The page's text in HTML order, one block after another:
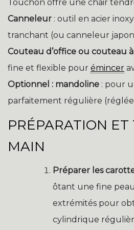
Touchon offre une chair
Canneleur : outil en acier
tranchant (ou canneleur
Couteau d’office ou couteau
fine et flexible pour émincer
Optionnel : mandoline : pour
parfaitement régulière (réglée
PRÉPARATION ET
MAIN
Préparer les
ôtant une fine
extrémités pour
cylindrique